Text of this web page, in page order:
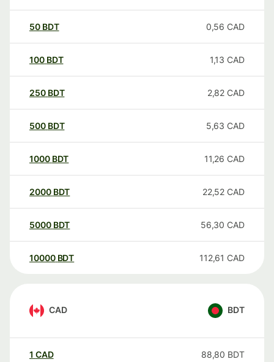
50 BDT 0,56 CAD
100 BDT 1,13 CAD
250 BDT 2,82 CAD
500 BDT 5,63 CAD
1000 BDT 11,26 CAD
2000 BDT 22,52 CAD
5000 BDT 56,30 CAD
10000 BDT 112,61 CAD
CAD BDT
1 CAD 88,80 BDT